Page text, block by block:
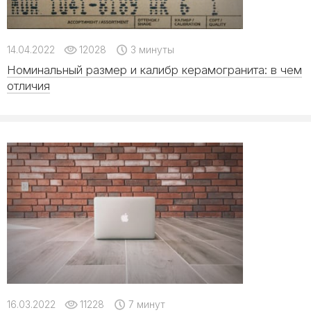
14.04.2022 12028 3 минуты
Номинальный размер и калибр керамогранита: в чем
отличия
16.03.2022 11228 7 минут